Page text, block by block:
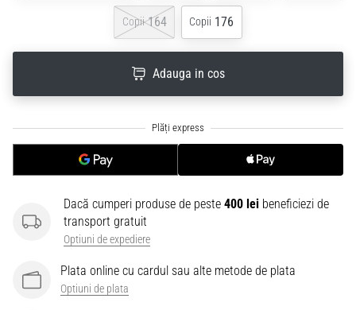
Copii 164 Copii 176
Adauga in cos
Dacă cumperi produse de peste 400 lei beneficiezi de
transport gratuit
Optiuni de expediere
Plata online cu cardul sau alte metode de plata
Optiuni de plata